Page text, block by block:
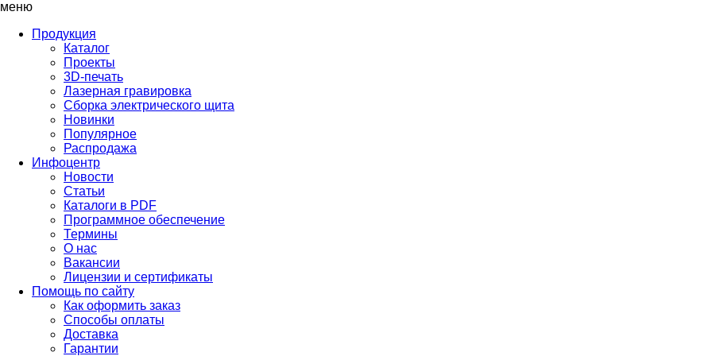
меню
Продукция
Каталог
Проекты
3D-печать
Лазерная гравировка
Сборка электрического щита
Новинки
Популярное
Распродажа
Инфоцентр
Новости
Статьи
Каталоги в PDF
Программное обеспечение
Термины
О нас
Вакансии
Лицензии и сертификаты
Помощь по сайту
Как оформить заказ
Способы оплаты
Доставка
Гарантии